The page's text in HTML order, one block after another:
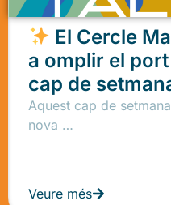
El Cercle
a omplir el
cap de
Aquest cap de
nova …
Veure més